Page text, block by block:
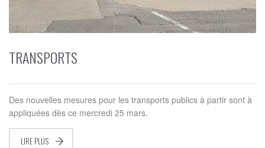
TRANSPORTS
Des nouvelles mesures pour les transports publics à partir sont à
appliquées dès ce mercredi 25 mars.
LIRE PLUS